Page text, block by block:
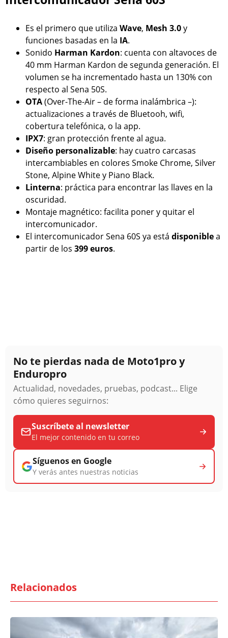
Es el primero que utiliza Wave, Mesh 3.0y
funciones basadas en la IA.
Sonido Harman Kardon: cuenta con altavoces de
40 mm Harman Kardon de segunda generación. El
volumen se ha incrementado hasta un 130% con
respecto al Sena 50S.
OTA(Over-The-Air – de forma inalámbrica –):
actualizaciones a través de Bluetooh, wifi,
cobertura telefónica, o la app.
IPX7: gran protección frente al agua.
Diseño personalizable: hay cuatro carcasas
intercambiables en colores Smoke Chrome, Silver
Stone, Alpine White y Piano Black.
Linterna: práctica para encontrar las llaves en la
oscuridad.
Montaje magnético: facilita poner y quitar el
intercomunicador.
El intercomunicador Sena 60S ya está disponiblea
partir de los 399 euros.
No te pierdas nada de Moto1pro y
Enduropro
Actualidad, novedades, pruebas, podcast... Elige
cómo quieres seguirnos:
Suscríbete al newsletter
El mejor contenido en tu correo
Síguenos en Google
Y verás antes nuestras noticias
Relacionados